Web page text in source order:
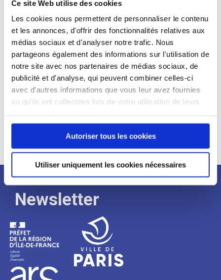
Ce site Web utilise des cookies
Les cookies nous permettent de personnaliser le contenu
et les annonces, d'offrir des fonctionnalités relatives aux
médias sociaux et d'analyser notre trafic. Nous
partageons également des informations sur l'utilisation de
notre site avec nos partenaires de médias sociaux, de
publicité et d'analyse, qui peuvent combiner celles-ci
avec d'autres informations que vous leur avez fournies
ou qu'ils ont collectées lors de votre utilisation de leurs
continuez à utiliser notre site Web.
Autoriser tous les cookies
Utiliser uniquement les cookies nécessaires
Qualifications et diplômes :
Profil recherché :
Expérience :
Processus
de
recrutement
Newsletter